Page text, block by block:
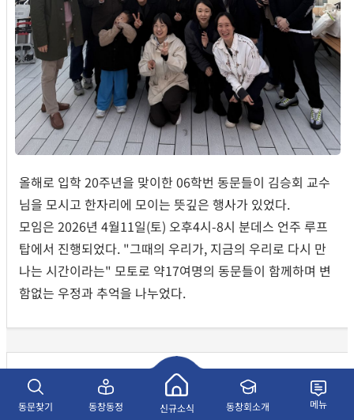
올해로 입학 20주년을 맞이한 06학번 동문들이 김승회 교수
님을 모시고 한자리에 모이는 뜻깊은 행사가 있었다.
모임은 2026년 4월11일(토) 오후4시-8시 분데스 언주 루프
탑에서 진행되었다. "그때의 우리가, 지금의 우리로 다시 만
나는 시간이라는" 모토로 약17여명의 동문들이 함께하며 변
함없는 우정과 추억을 나누었다.
표하림(06) 동문
울산대학교 건축학전공 조교수 임용
동문찾기 동창동정 신규소식 동창회소개 메뉴